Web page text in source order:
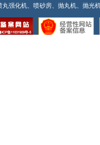
强化机、喷砂房、抛丸机、抛光